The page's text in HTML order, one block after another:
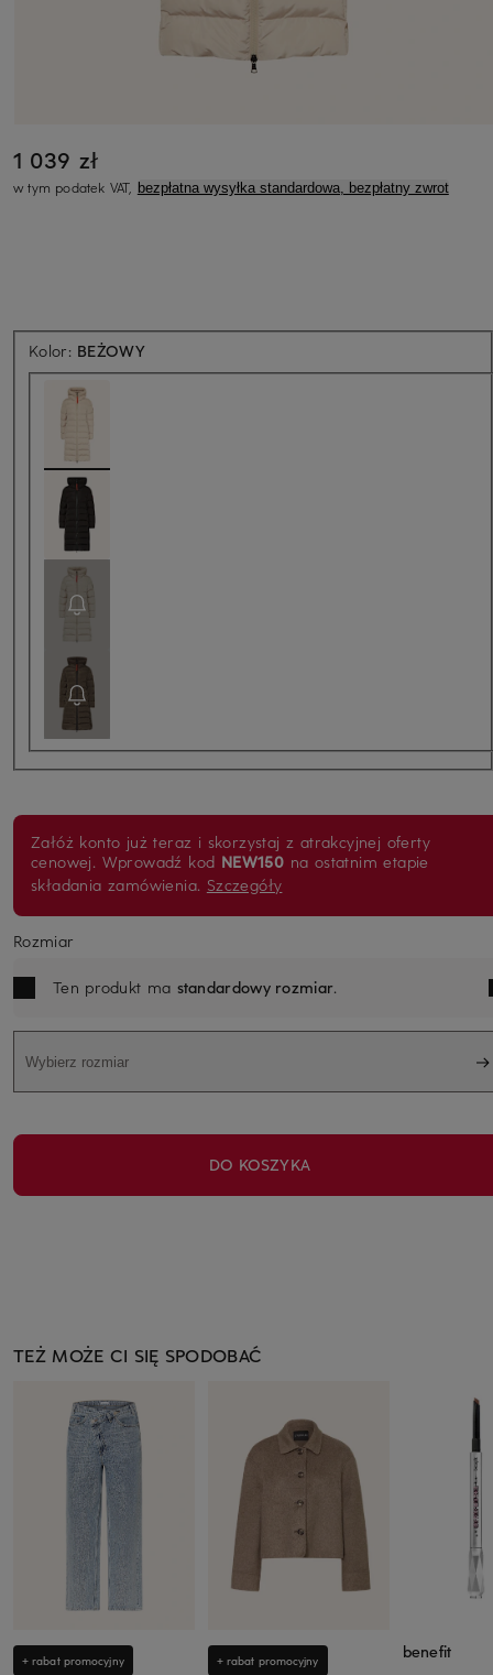
1 039 zł
w tym podatek VAT, bezpłatna wysyłka standardowa, bezpłatny zwrot
Kolor: BEŻOWY
Załóż konto już teraz i skorzystaj z atrakcyjnej oferty
cenowej. Wprowadź kod NEW150 na ostatnim etapie
składania zamówienia. Szczegóły
Rozmiar
Ten produkt ma standardowy rozmiar.
Wybierz rozmiar
DO KOSZYKA
TEŻ MOŻE CI SIĘ SPODOBAĆ
+ rabat promocyjny + rabat promocyjny
benefit